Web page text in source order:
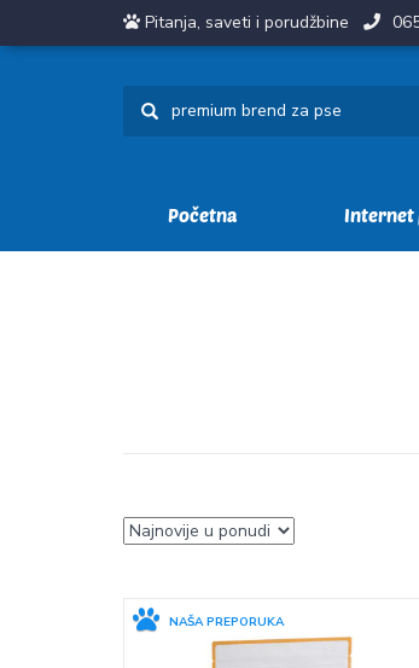
Pitanja, saveti i porudžbine
Početna Internet
NAŠA PREPORUKA